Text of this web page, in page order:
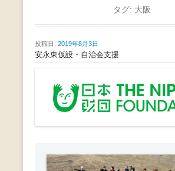
ありたい｜熊本
ィア
タグ: 大阪
投稿日: 2019年8月3日
安永東仮設・自治会支援